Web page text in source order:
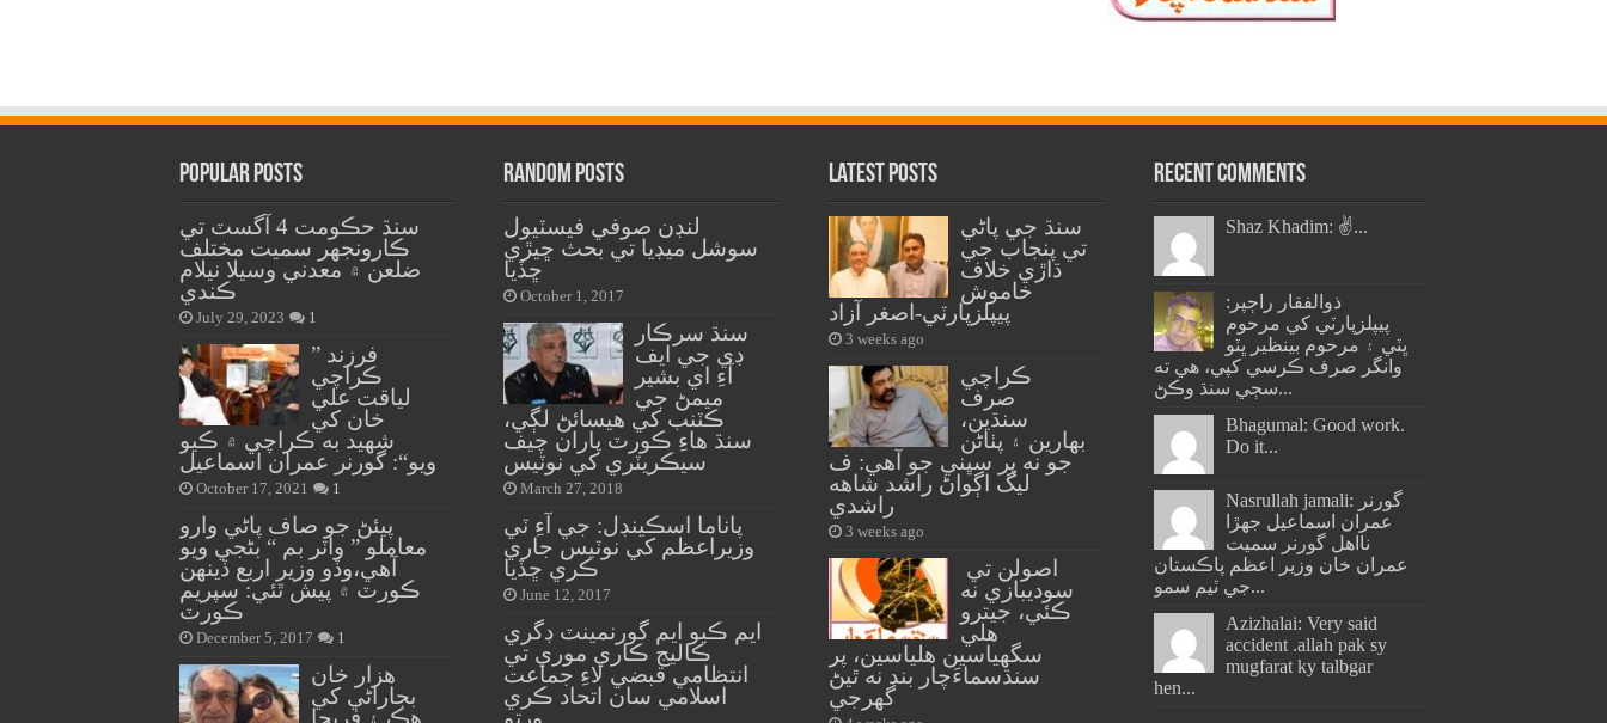
Popular Posts
سنڌ حڪومت 4 آگسٽ تي
ڪارونجهر سميت مختلف
ضلعن ۾ معدني وسيلا نيلام
ڪندي
July 29, 2023 1
” فرزند
ڪراچي
لياقت علي
خان کي
شهيد به ڪراچي ۾ ڪيو
ويو“: گورنر عمران اسماعيل
October 17, 2021 1
پيئڻ جو صاف پاڻي وارو
معاملو ” واٽر بم “ بڻجي ويو
آهي،وڏو وزير اربع ڏينهن
ڪورٽ ۾ پيش ٿئي: سپريم
ڪورٽ
December 5, 2017 1
هزار خان
بجاراڻي کي
هڪ ۽ فريحا
Random Posts
لنڊن صوفي فيسٽيول
سوشل ميڊيا تي بحث ڇيڙي
ڇڏيا
October 1, 2017
سنڌ سرڪار
ڊي جي ايف
آءِ اي بشير
ميمڻ جي
ڪٽنب کي هيسائڻ لڳي،
سنڌ هاءِ ڪورٽ پاران چيف
سيڪريٽري کي نوٽيس
March 27, 2018
پاناما اسڪينڊل: جي آءِ ٽي
وزيراعظم کي نوٽيس جاري
ڪري ڇڏيا
June 12, 2017
ايم ڪيو ايم گورنمينٽ ڊگري
ڪاليج ڪاري موري تي
انتظامي قبضي لاءِ جماعت
اسلامي سان اتحاد ڪري
ورتو
Latest Posts
سنڌ جي پاڻي
تي پنجاب جي
ڌاڙي خلاف
خاموش
پيپلزپارٽي-اصغر آزاد
3 weeks ago
ڪراچي
صرف
سنڌين،
بهارين ۽ پٺاڻن
جو نه پر سڀني جو آهي: ف
ليگ اڳواڻ راشد شاهه
راشدي
3 weeks ago
سوديبازي نه
ڪئي، جيترو
هلي
سگهياسين هلياسين، پر
سنڌسماءَچار بند نه ٿيڻ
گهرجي
Recent Comments
Shaz Khadim: ✌️...
ذوالفقار راڄپر:
پيپلزپارٽي کي مرحوم
ڀٽي ۽ مرحوم بينظير ڀٽو
وانگر صرف ڪرسي کپي، هي ته
سڄي سنڌ وڪڻ...
Bhagumal: Good work.
Do it...
Nasrullah jamali: گورنر
عمران اسماعيل جھڙا
نااهل گورنر سميت
عمران خان وزير اعظم پاڪستان
جي ٽيم سمو...
Azizhalai: Very said
accident .allah pak sy
mugfarat ky talbgar
hen...